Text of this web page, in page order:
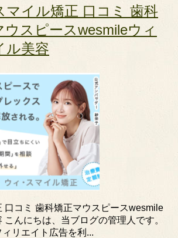
マイル矯正 口コミ 歯科
ウスピースwesmileウィ
ル美容
口コミ 歯科矯正マウスピースwesmile
こんにちは、当ブログの管理人です。
リエイト広告を利...